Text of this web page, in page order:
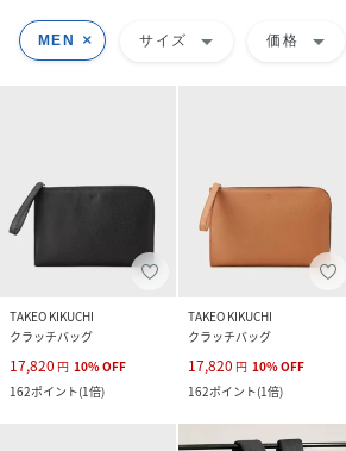
MEN サイズ arrow_drop_down 価格 arrow_drop_down
TAKEO KIKUCHI
クラッチバッグ
17,820 円 10%OFF
162ポイント(1倍)
TAKEO KIKUCHI
クラッチバッグ
17,820 円 10%OFF
162ポイント(1倍)